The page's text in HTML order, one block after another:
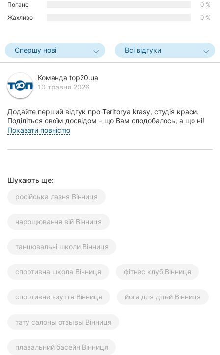
Черкаси
Чернівці
Суми
Івано-
Франківськ
Луцьк
Погано
0 %
Жахливо
0 %
Спершу нові Всі відгуки
Команда top20.ua
10 травня 2026
Додайте перший відгук про Teritorya krasy, студія краси.
Поділіться своїм досвідом – що Вам сподобалось, а що ні!
Це допоможе іншим жителям Вінниці зр...
Показати повністю
Шукають ще:
російська лазня Вінниця
нарощювання вій Вінниця
танцювальні школи Вінниця
спортивна школа Вінниця фітнес клуб Вінниця
спортивне взуття Вінниця йога для дітей Вінниця
тату салоны отзывы Вінниця
плавальний басейн Вінниця